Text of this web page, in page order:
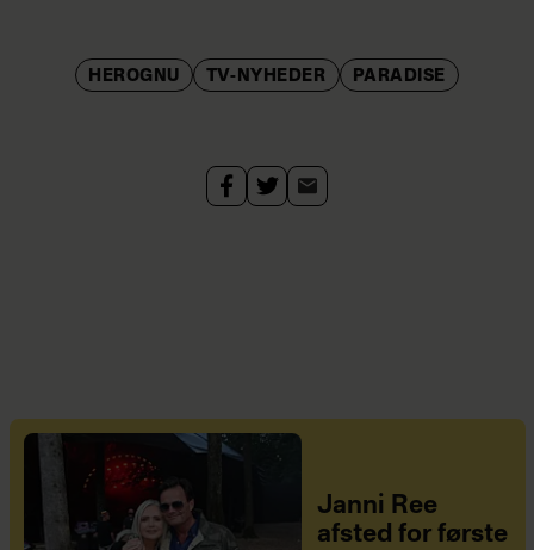
HEROGNU TV-NYHEDER PARADISE
Janni Ree
afsted for første